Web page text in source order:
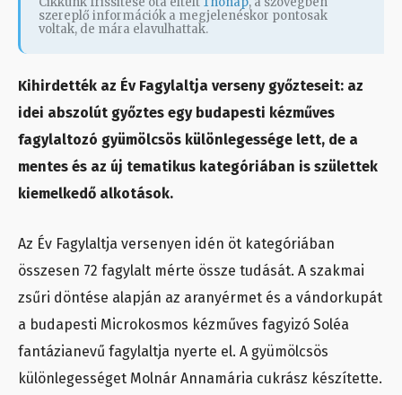
szereplő információk a megjelenéskor pontosak
voltak, de mára elavulhattak.
Kihirdették az Év Fagylaltja verseny győzteseit: az
idei abszolút győztes egy budapesti kézműves
fagylaltozó gyümölcsös különlegessége lett, de a
mentes és az új tematikus kategóriában is születtek
kiemelkedő alkotások.
Az Év Fagylaltja versenyen idén öt kategóriában
összesen 72 fagylalt mérte össze tudását. A szakmai
zsűri döntése alapján az aranyérmet és a vándorkupát
a budapesti Microkosmos kézműves fagyizó Soléa
fantázianevű fagylaltja nyerte el. A gyümölcsös
különlegességet Molnár Annamária cukrász készítette.